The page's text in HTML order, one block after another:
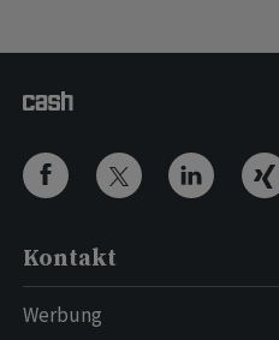
Kontakt
Werbung